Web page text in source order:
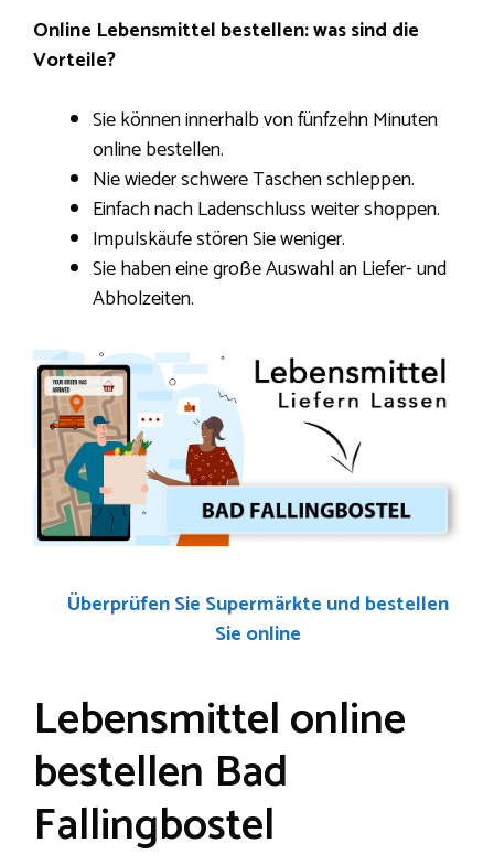
Online Lebensmittel bestellen: was sind die
Vorteile?
Sie können innerhalb von fünfzehn Minuten
online bestellen.
Nie wieder schwere Taschen schleppen.
Einfach nach Ladenschluss weiter shoppen.
Impulskäufe stören Sie weniger.
Sie haben eine große Auswahl an Liefer- und
Abholzeiten.
Überprüfen Sie Supermärkte und bestellen
Sie online
Lebensmittel online
bestellen Bad
Fallingbostel